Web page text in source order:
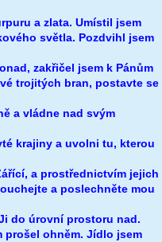
a zlata. Umístil jsem
světla. Pozdvihl jsem
zakřičel jsem k Pánům
trojitých bran, postavte se
a vládne nad svým
krajiny a uvolni tu, kterou
a prostřednictvím jejich
a poslechněte mou
do úrovní prostoru nad.
prošel ohněm. Jídlo jsem